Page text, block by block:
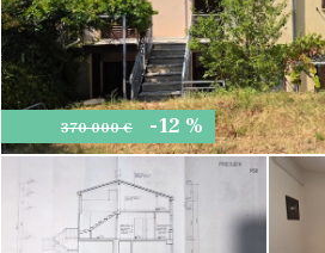
370 000 € -12 %